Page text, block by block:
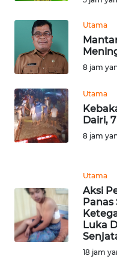
Utama
8 jam
Utama
Dairi,
8 jam
Utama
Aksi
Panas
Luka
18 jam
INFO
IKLAN
TENTANG
PEDOMAN
MEDIA
SIBER
KARIR
DISCLAIMER